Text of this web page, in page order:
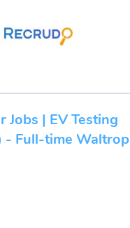
Jobs | EV Testing
- Full-time Waltrop